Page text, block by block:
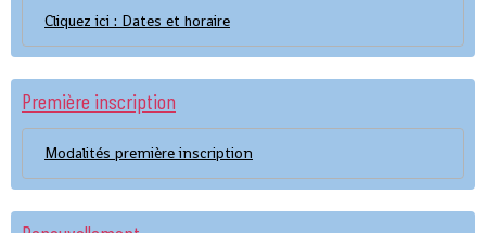
Cliquez ici : Dates et horaire
Première inscription
Modalités première inscription